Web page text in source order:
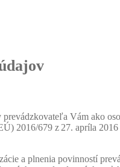
Vám ako
2016/679 z 27. apríla
a plnenia povinností